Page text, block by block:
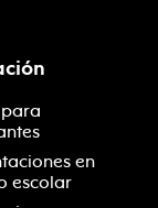
en
escolar